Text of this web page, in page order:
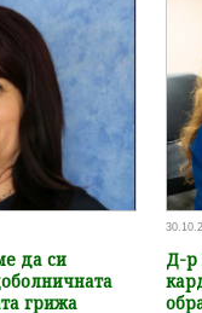
да си
грижа
Д-р